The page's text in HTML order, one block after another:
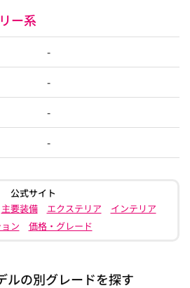
ー系
-
-
-
-
公式サイト
主要装備 エクステリア
インテリア
ン
価格・グレード
ルの別グレードを探す